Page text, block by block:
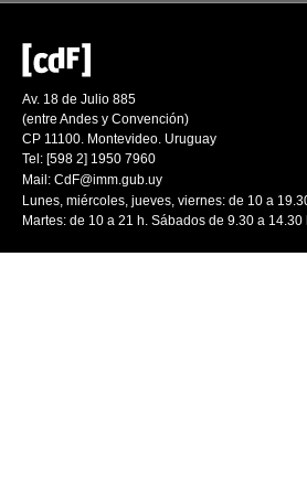
Av. 18 de Julio 885
(entre Andes y Convención)
CP 11100. Montevideo. Uruguay
Tel: [598 2] 1950 7960
Mail: CdF@imm.gub.uy
Lunes, miércoles, jueves, viernes: de 10 a
Martes: de 10 a 21 h. Sábados de 9.30 a 14.30